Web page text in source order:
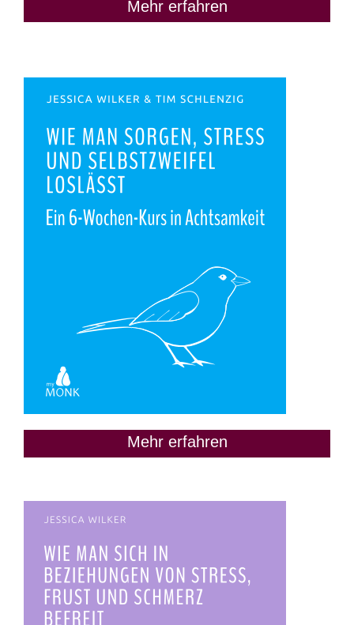
Mehr erfahren
Mehr erfahren